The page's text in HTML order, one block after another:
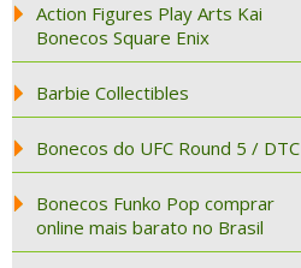
Action Figures Play Arts Kai
Bonecos Square Enix
Barbie Collectibles
Bonecos do UFC Round 5 / DTC
Bonecos Funko Pop comprar
online mais barato no Brasil